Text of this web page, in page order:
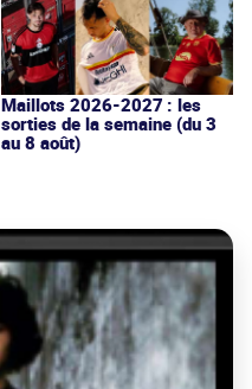
Maillots 2026-2027 : les
sorties de la semaine (du 3
au 8 août)